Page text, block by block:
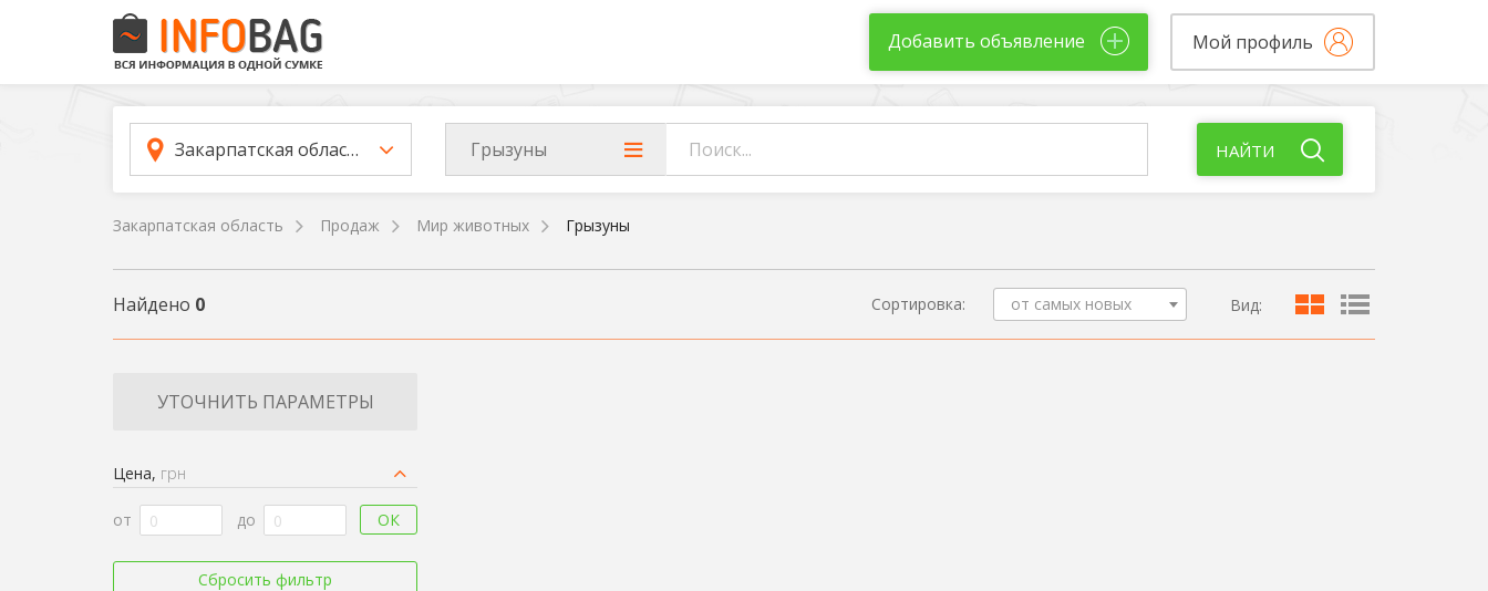
Добавить объявление Мой профиль
Закарпатская область Грызуны НАЙТИ
Закарпатская область Продаж Мир животных Грызуны
Найдено 0 Сортировка: от самых новых Вид:
УТОЧНИТЬ ПАРАМЕТРЫ
Цена, грн
от до ОК
Сбросить фильтр